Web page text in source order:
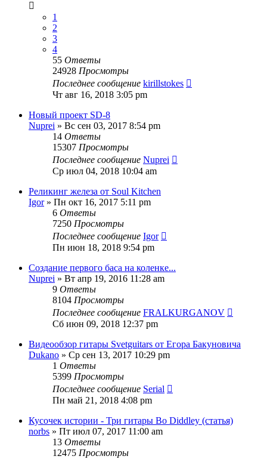
1
2
3
4
55 Ответы
24928 Просмотры
Последнее сообщение kirillstokes
Чт авг 16, 2018 3:05 pm
Новый проект SD-8
Nuprei » Вс сен 03, 2017 8:54 pm
14 Ответы
15307 Просмотры
Последнее сообщение Nuprei
Ср июл 04, 2018 10:04 am
Реликинг железа от Soul Kitchen
Igor» Пн окт 16, 2017 5:11 pm
6 Ответы
7250 Просмотры
Последнее сообщение Igor
Пн июн 18, 2018 9:54 pm
Создание первого баса на коленке...
Nuprei » Вт апр 19, 2016 11:28 am
9 Ответы
8104 Просмотры
Последнее сообщение FRALKURGANOV
Сб июн 09, 2018 12:37 pm
Видеообзор гитары Svetguitars от Егора Бакуновича
Dukano » Ср сен 13, 2017 10:29 pm
1 Ответы
5399 Просмотры
Последнее сообщение Serial
Пн май 21, 2018 4:08 pm
Кусочек истории - Три гитары Bo Diddley (статья)
norbs » Пт июл 07, 2017 11:00 am
13 Ответы
12475 Просмотры